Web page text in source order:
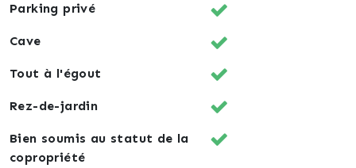
Parking privé
Cave
Tout à l'égout
Rez-de-jardin
Bien soumis au statut de la
copropriété